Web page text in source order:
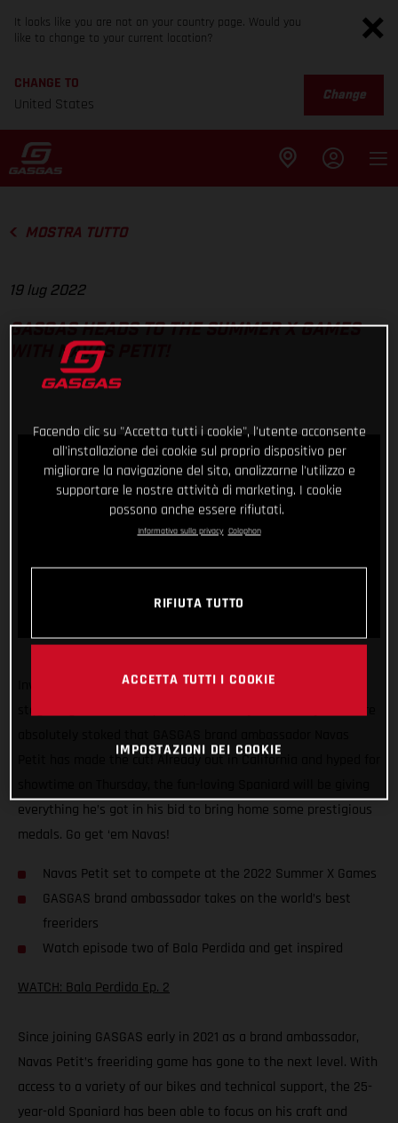
It looks like you are not on your country page. Would you
like to change to your current location?
CHANGE TO
United States
Change
MOSTRA TUTTO
19 lug 2022
GASGAS HEADS TO THE SUMMER X GAMES
WITH NAVAS PETIT!
Invitations to compete at the X Games, arguably the biggest
stage in global action sports, aren’t easy to come by. So we’re
Petit has made the cut! Already out in California and hyped for
everything he’s got in his bid to bring home some prestigious
medals. Go get ‘em Navas!
Navas Petit set to compete at the 2022 Summer X Games
GASGAS brand ambassador takes on the world’s best
freeriders
Watch episode two of Bala Perdida and get inspired
WATCH: Bala Perdida Ep. 2
Since joining GASGAS early in 2021 as a brand ambassador,
Navas Petit’s freeriding game has gone to the next level. With
access to a variety of our bikes and technical support, the 25-
year-old Spaniard has been able to focus on his craft and
Facendo clic su "Accetta tutti i cookie", l'utente acconsente
all'installazione dei cookie sul proprio dispositivo per
migliorare la navigazione del sito, analizzarne l'utilizzo e
supportare le nostre attività di marketing. I cookie
possono anche essere rifiutati.
Informativa sulla privacy Colophon
RIFIUTA TUTTO
ACCETTA TUTTI I COOKIE
IMPOSTAZIONI DEI COOKIE